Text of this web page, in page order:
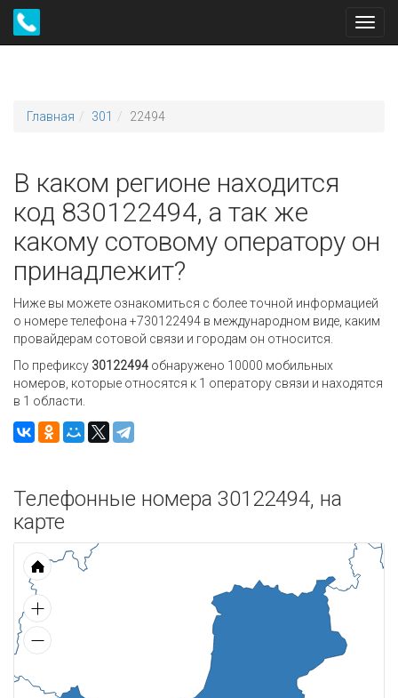
Главная 301 22494
В каком регионе находится
код 830122494, а так же
какому сотовому оператору он
принадлежит?
Ниже вы можете ознакомиться с более точной информацией
о номере телефона +730122494 в международном виде, каким
провайдерам сотовой связи и городам он относится.
По префиксу 30122494 обнаружено 10000 мобильных
номеров, которые относятся к 1 оператору связи и находятся
в 1 области.
Телефонные номера 30122494, на
карте